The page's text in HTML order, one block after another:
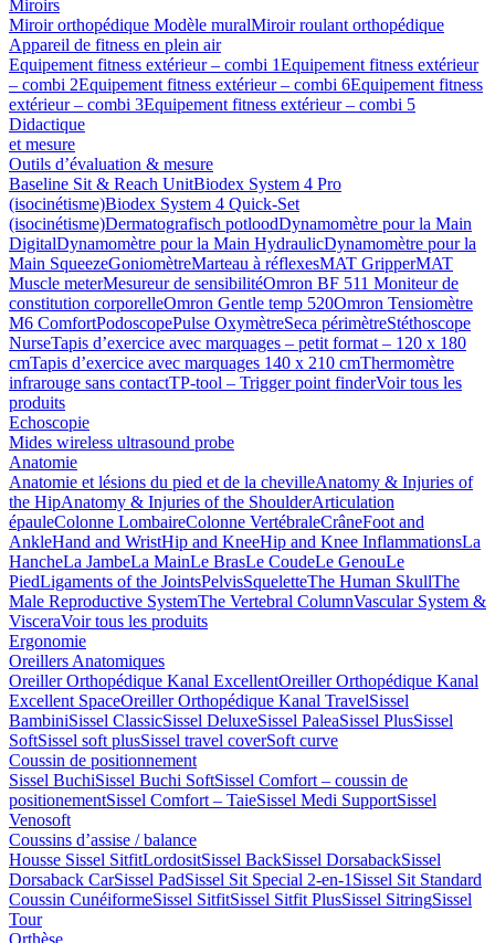
Miroirs
Miroir orthopédique Modèle muralMiroir roulant orthopédique
Appareil de fitness en plein air
Equipement fitness extérieur – combi 1Equipement fitness extérieur
– combi 2Equipement fitness extérieur – combi 6Equipement fitness
extérieur – combi 3Equipement fitness extérieur – combi 5
Didactique
et mesure
Outils d’évaluation & mesure
Baseline Sit & Reach UnitBiodex System 4 Pro
(isocinétisme)Biodex System 4 Quick-Set
(isocinétisme)Dermatografisch potloodDynamomètre pour la Main
DigitalDynamomètre pour la Main HydraulicDynamomètre pour la
Main SqueezeGoniomètreMarteau à réflexesMAT GripperMAT
Muscle meterMesureur de sensibilitéOmron BF 511 Moniteur de
constitution corporelleOmron Gentle temp 520Omron Tensiomètre
M6 ComfortPodoscopePulse OxymètreSeca périmètreStéthoscope
NurseTapis d’exercice avec marquages – petit format – 120 x 180
cmTapis d’exercice avec marquages 140 x 210 cmThermomètre
infrarouge sans contactTP-tool – Trigger point finderVoir tous les
produits
Echoscopie
Mides wireless ultrasound probe
Anatomie
Anatomie et lésions du pied et de la chevilleAnatomy & Injuries of
the HipAnatomy & Injuries of the ShoulderArticulation
épauleColonne LombaireColonne VertébraleCrâneFoot and
AnkleHand and WristHip and KneeHip and Knee InflammationsLa
HancheLa JambeLa MainLe BrasLe CoudeLe GenouLe
PiedLigaments of the JointsPelvisSqueletteThe Human SkullThe
Male Reproductive SystemThe Vertebral ColumnVascular System &
VisceraVoir tous les produits
Ergonomie
Oreillers Anatomiques
Oreiller Orthopédique Kanal ExcellentOreiller Orthopédique Kanal
Excellent SpaceOreiller Orthopédique Kanal TravelSissel
BambiniSissel ClassicSissel DeluxeSissel PaleaSissel PlusSissel
SoftSissel soft plusSissel travel coverSoft curve
Coussin de positionnement
Sissel BuchiSissel Buchi SoftSissel Comfort – coussin de
positionementSissel Comfort – TaieSissel Medi SupportSissel
Venosoft
Coussins d’assise / balance
Housse Sissel SitfitLordositSissel BackSissel DorsabackSissel
Dorsaback CarSissel PadSissel Sit Special 2-en-1 Sissel Sit Standard
Coussin CunéiformeSissel SitfitSissel Sitfit PlusSissel SitringSissel
Tour
Orthèse